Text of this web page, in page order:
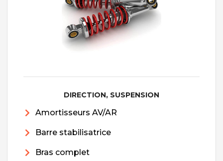
DIRECTION, SUSPENSION
Amortisseurs AV/AR
Barre stabilisatrice
Bras complet